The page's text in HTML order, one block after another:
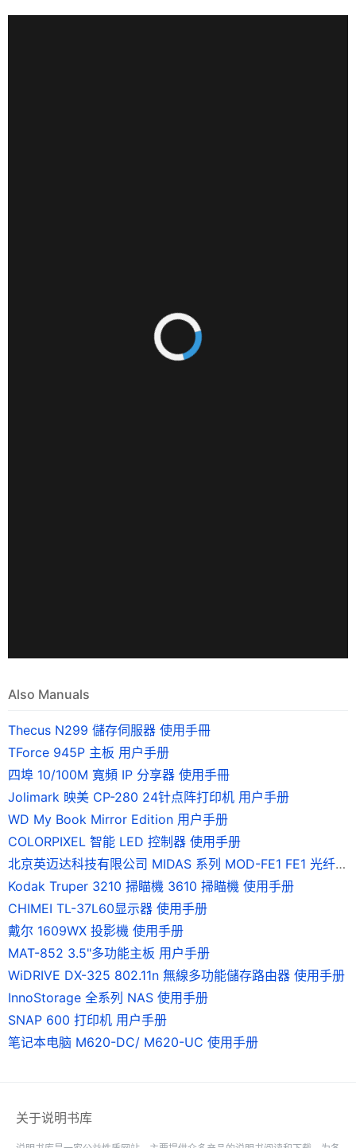
Also Manuals
Thecus N299 儲存伺服器 使用手冊
TForce 945P 主板 用户手册
四埠 10/100M 寬頻 IP 分享器 使用手冊
Jolimark 映美 CP-280 24针点阵打印机 用户手册
WD My Book Mirror Edition 用户手册
COLORPIXEL 智能 LED 控制器 使用手册
北京英迈达科技有限公司 MIDAS 系列 MOD-FE1 FE1 光纤调制解调器 说明书
Kodak Truper 3210 掃瞄機 3610 掃瞄機 使用手册
CHIMEI TL-37L60显示器 使用手册
戴尔 1609WX 投影機 使用手册
MAT-852 3.5"多功能主板 用户手册
WiDRIVE DX-325 802.11n 無線多功能儲存路由器 使用手册
InnoStorage 全系列 NAS 使用手册
SNAP 600 打印机 用户手册
笔记本电脑 M620-DC/ M620-UC 使用手册
关于说明书库